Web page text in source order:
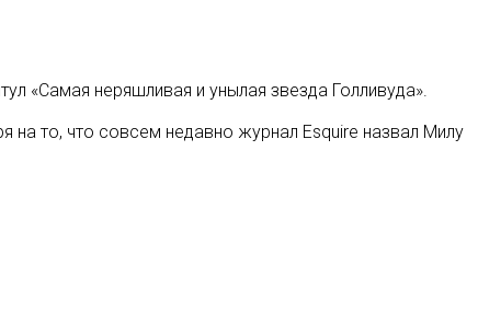
«Самая неряшливая и унылая звезда Голливуда».
на то, что совсем недавно журнал Esquire назвал Милу